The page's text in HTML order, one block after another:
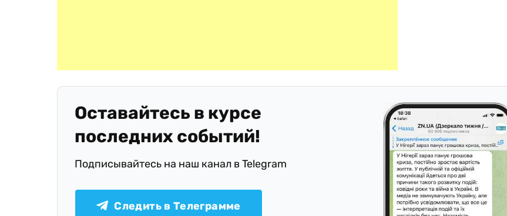
Оставайтесь в курсе
последних событий!
Подписывайтесь на наш канал в Telegram
Следить в Телеграмме